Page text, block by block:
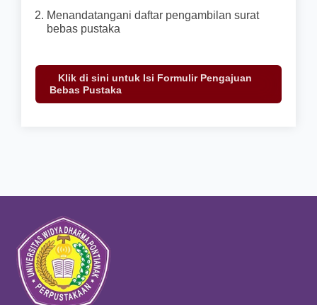
Menandatangani daftar pengambilan surat
bebas pustaka
Klik di sini untuk Isi Formulir Pengajuan
Bebas Pustaka